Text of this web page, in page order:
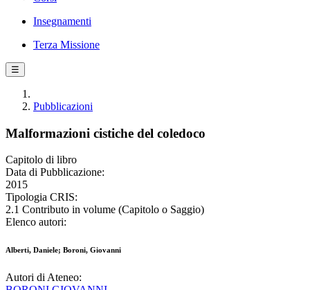
Insegnamenti
Terza Missione
☰
Pubblicazioni
Malformazioni cistiche del coledoco
Capitolo di libro
Data di Pubblicazione:
2015
Tipologia CRIS:
2.1 Contributo in volume (Capitolo o Saggio)
Elenco autori:
Alberti, Daniele; Boroni, Giovanni
Autori di Ateneo: